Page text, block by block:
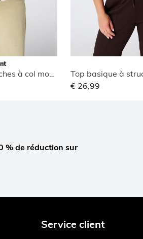
Blouse sans manches à col montant
Top basique à
€ 26,99
% de réduction sur
Service client